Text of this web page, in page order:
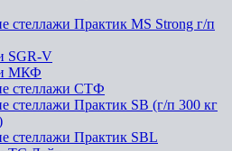
стеллажи Практик MS Strong г/п
SGR-V
МКФ
стеллажи СТФ
стеллажи Практик SB (г/п 300 кг
стеллажи Практик SBL